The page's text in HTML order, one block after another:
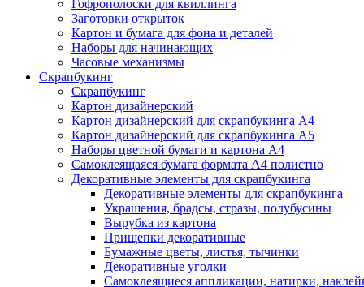
Гофрополоски для квиллинга
Заготовки открыток
Картон и бумага для фона и деталей
Наборы для начинающих
Часовые механизмы
Скрапбукинг
Скрапбукинг
Картон дизайнерский
Картон дизайнерский для скрапбукинга А4
Картон дизайнерский для скрапбукинга А5
Наборы цветной бумаги и картона А4
Самоклеящаяся бумага формата А4 полистно
Декоративные элементы для скрапбукинга
Декоративные элементы для скрапбукинга
Украшения, брадсы, стразы, полубусины
Вырубка из картона
Прищепки декоративные
Бумажные цветы, листья, тычинки
Декоративные уголки
Самоклеящиеся аппликации, натирки,